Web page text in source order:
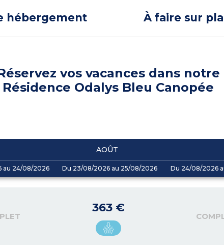
hébergement À faire sur
vos vacances dans notre
Résidence Odalys Bleu Canopée
AOÛT
au 24/08/2026 Du 23/08/2026 au 25/08/2026 Du 24/08/2026
363 €